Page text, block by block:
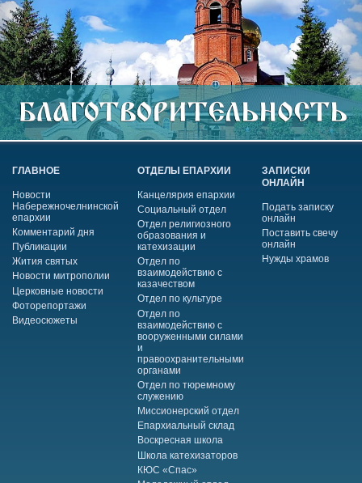
ГЛАВНОЕ
Новости
Набережночелнинской
епархии
Комментарий дня
Публикации
Жития святых
Новости митрополии
Церковные новости
Фоторепортажи
Видеосюжеты
ОТДЕЛЫ ЕПАРХИИ
Канцелярия епархии
Социальный отдел
Отдел религиозного
образования и
катехизации
Отдел по
взаимодействию с
казачеством
Отдел по культуре
Отдел по
взаимодействию с
вооруженными силами
и
правоохранительными
органами
Отдел по тюремному
служению
Миссионерский отдел
Епархиальный склад
Воскресная школа
Школа катехизаторов
КЮС «Спас»
ЗАПИСКИ
ОНЛАЙН
Подать записку
онлайн
Поставить свечу
онлайн
Нужды храмов